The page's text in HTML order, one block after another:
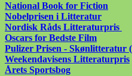
National Book for Fiction
Nobelprisen i Litteratur
Nordisk Råds Litteraturpris
Oscars for Bedste Film
Pulizer Prisen - Skønlitteratur
Weekendavisens Litteraturpris
Årets Sportsbog